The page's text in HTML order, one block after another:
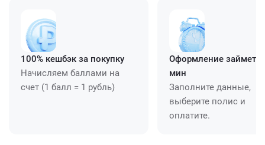
100% кешбэк за покупку
Начисляем баллами на
счет (1 балл = 1 рубль)
Оформление займет
мин
Заполните данные,
выберите полис и
оплатите.